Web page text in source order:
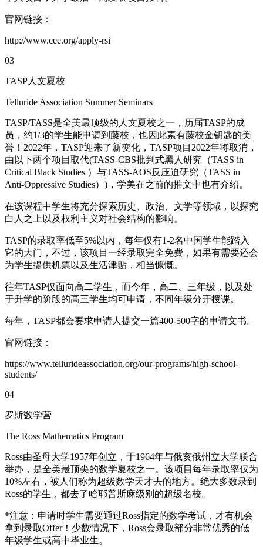
官网链接：
http://www.cee.org/apply-rsi
03
TASP人文夏校
Telluride Association Summer Seminars
TASP/TASS是全美最顶级的人文夏校之一，历届TASP的成
员，约1/3的学生能申请到藤校，也因此素有藤校金钥匙的美
誉！2022年，TASP迎来了新变化，TASP项目2022年将取消，
由以下两个项目取代(TASS-CBS批判式黑人研究（TASS in
Critical Black Studies ）与TASS-AOS反压迫研究（TASS in
Anti-Oppressive Studies）)，学美在之前的推文中也有介绍。
在该课程中学生将充分探索历史、政治、文学等领域，以探究
白人之上以及权利主义对社会结构的影响。
TASP的录取率低至5%以内，每年仅有1-2名中国学生能踏入
它的大门，不过，该项目一经录取完全免费，如果有需要还会
为学生提供机票以及生活津贴，相当慷慨。
往年TASP仅面向高二学生，而今年，高二、三年级，以及处
于升学的阶段的高三学生均可申请，不同年级分开授课。
每年，TASP都会要求申请人提交一篇400-500字的申请文书。
官网链接：
https://www.tellurideassociation.org/our-programs/high-school-
students/
04
罗斯数学营
The Ross Mathematics Program
Ross由圣母大学1957年创立，于1964年与俄亥俄州立大学联合
举办，是全美最顶尖的数学夏校之一。该项目每年录取率仅为
10%左右，被人们称为超级数学天才去的地方。绝大多数录到
Ross的学生，都去了哈耶普斯麻级别的超级名校。
*注意：申请时学生需要通过Ross指定的数学考试，才有机会
拿到录取Offer！少数情况下，Ross会录取部分非常优秀的低
年级学生或高中毕业生。